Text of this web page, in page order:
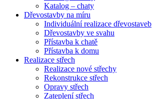
Katalog – chaty
Dřevostavby na míru
Individuální realizace dřevostaveb
Dřevostavby ve svahu
Přístavba k chatě
Přístavba k domu
Realizace střech
Realizace nové střechy
Rekonstrukce střech
Opravy střech
Zateplení střech